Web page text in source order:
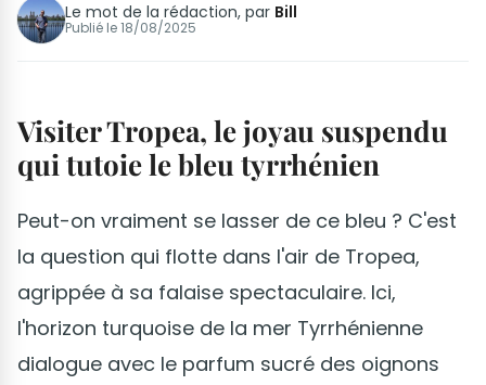
Le mot de la rédaction, par Bill
Publié le18/08/2025
Visiter Tropea, le joyau suspendu
qui tutoie le bleu tyrrhénien
Peut-on vraiment se lasser de ce bleu ? C'est
la question qui flotte dans l'air de Tropea,
agrippée à sa falaise spectaculaire. Ici,
l'horizon turquoise de la mer Tyrrhénienne
dialogue avec le parfum sucré des oignons